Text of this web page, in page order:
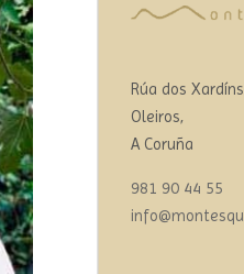
Rúa dos
Oleiros,
A Coruña
981 90 44 55